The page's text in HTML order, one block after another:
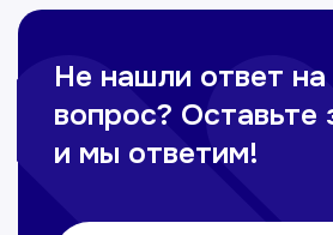
Сайт сделан вfuture-group.uz
Политика обработки персональных
© Copyright — 2025, TTD